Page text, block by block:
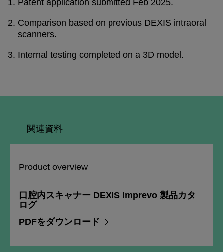
Patent application submitted Feb 2025​.
Comparison based on previous DEXIS intraoral
scanners.
Internal testing completed on a 3D model.
関連資料
Product overview
口腔内スキャナー DEXIS Imprevo 製品カタ
ログ
PDFをダウンロード